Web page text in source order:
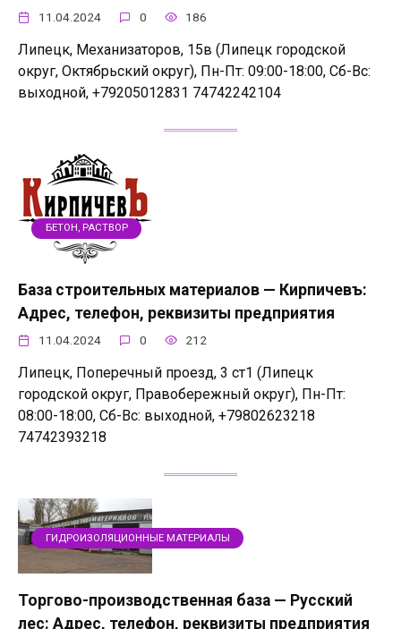
11.04.2024 0 186
Липецк, Механизаторов, 15в (Липецк городской
округ, Октябрьский округ), Пн-Пт: 09:00-18:00, Сб-Вс:
выходной, +79205012831 74742242104
БЕТОН, РАСТВОР
База строительных материалов — Кирпичевъ:
Адрес, телефон, реквизиты предприятия
11.04.2024 0 212
Липецк, Поперечный проезд, 3 ст1 (Липецк
городской округ, Правобережный округ), Пн-Пт:
08:00-18:00, Сб-Вс: выходной, +79802623218
74742393218
ГИДРОИЗОЛЯЦИОННЫЕ МАТЕРИАЛЫ
Торгово-производственная база — Русский
лес: Адрес, телефон, реквизиты предприятия